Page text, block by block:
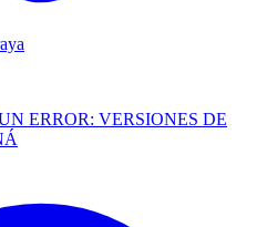
ERROR: VERSIONES DE